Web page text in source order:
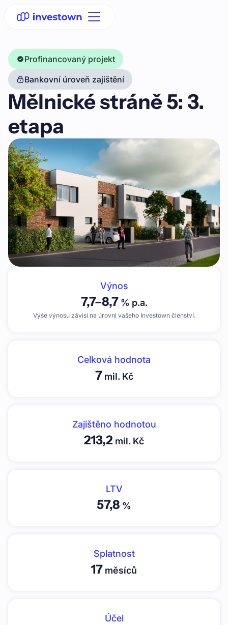
Profinancovaný projekt
Bankovní úroveň zajištění
Mělnické stráně 5: 3.
etapa
Výnos
7,7–8,7% p.a.
Výše výnosu závisí na úrovni vašeho Investown členství.
Celková hodnota
7mil. Kč
Zajištěno hodnotou
213,2 mil. Kč
LTV
57,8 %
Splatnost
17 měsíců
Účel